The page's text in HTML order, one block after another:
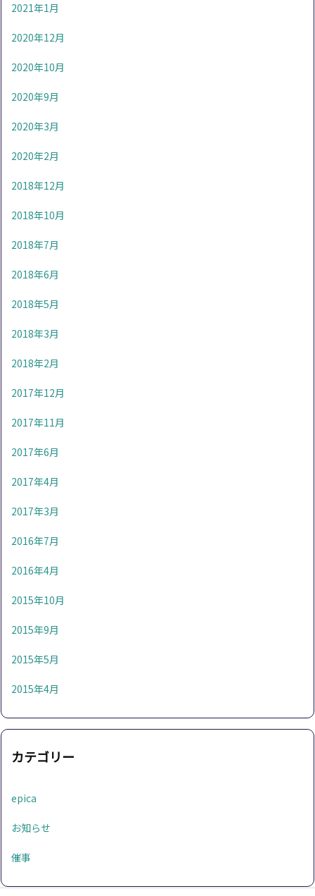
2021年1月
2020年12月
2020年10月
2020年9月
2020年3月
2020年2月
2018年12月
2018年10月
2018年7月
2018年6月
2018年5月
2018年3月
2018年2月
2017年12月
2017年11月
2017年6月
2017年4月
2017年3月
2016年7月
2016年4月
2015年10月
2015年9月
2015年5月
2015年4月
カテゴリー
epica
お知らせ
催事